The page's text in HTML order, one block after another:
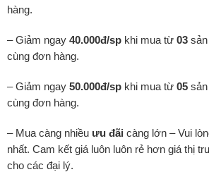
hàng.
– Giảm ngay 40.000đ/sp khi mua từ 03
cùng đơn hàng.
– Giảm ngay 50.000đ/sp khi mua từ 05
cùng đơn hàng.
– Mua càng nhiều ưu đãi càng lớn – Vui
nhất. Cam kết giá luôn luôn rẻ hơn giá thị
cho các đại lý.